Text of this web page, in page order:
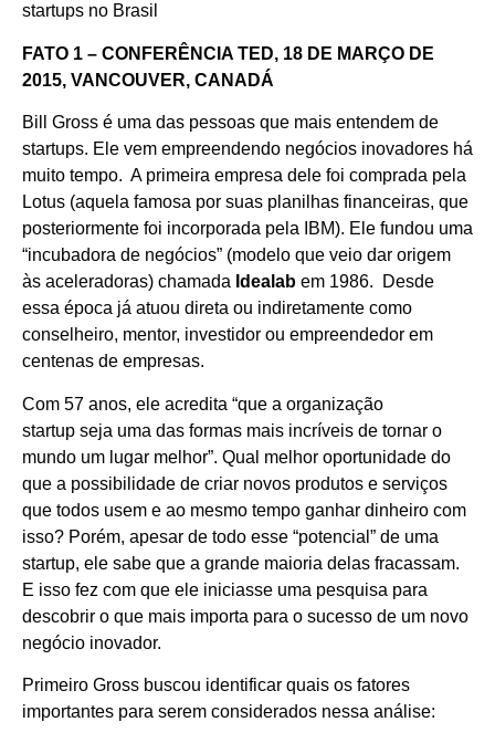
startups no Brasil
FATO 1 – CONFERÊNCIA TED, 18 DE MARÇO DE
2015, VANCOUVER, CANADÁ
Bill Gross é uma das pessoas que mais entendem de
startups. Ele vem empreendendo negócios inovadores há
muito tempo. A primeira empresa dele foi comprada pela
Lotus (aquela famosa por suas planilhas financeiras, que
posteriormente foi incorporada pela IBM). Ele fundou uma
“incubadora de negócios” (modelo que veio dar origem
às aceleradoras) chamada Idealab em 1986. Desde
essa época já atuou direta ou indiretamente como
conselheiro, mentor, investidor ou empreendedor em
centenas de empresas.
Com 57 anos, ele acredita “que a organização
startup seja uma das formas mais incríveis de tornar o
mundo um lugar melhor”. Qual melhor oportunidade do
que a possibilidade de criar novos produtos e serviços
que todos usem e ao mesmo tempo ganhar dinheiro com
isso? Porém, apesar de todo esse “potencial” de uma
startup, ele sabe que a grande maioria delas fracassam.
E isso fez com que ele iniciasse uma pesquisa para
descobrir o que mais importa para o sucesso de um novo
negócio inovador.
Primeiro Gross buscou identificar quais os fatores
importantes para serem considerados nessa análise: